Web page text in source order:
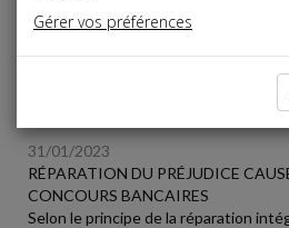
Liste des dernières dépêches
31/01/2023
RÉPARATION DU PRÉJUDICE
CONCOURS BANCAIRES
Selon le principe de la réparation
Gérer vos préférences